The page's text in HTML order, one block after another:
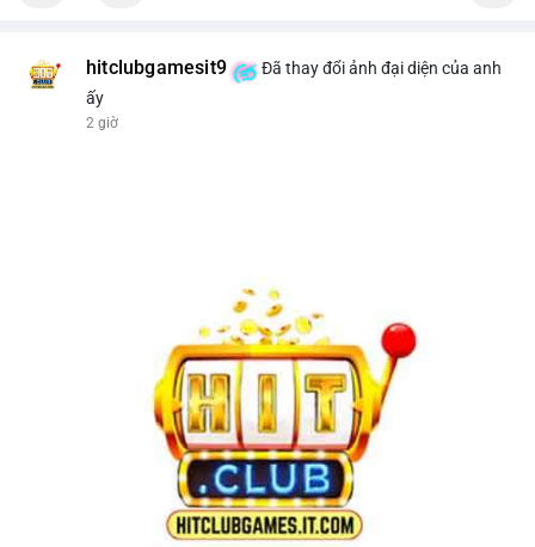
hitclubgamesit9
Đã thay đổi ảnh đại diện của anh
ấy
2 giờ